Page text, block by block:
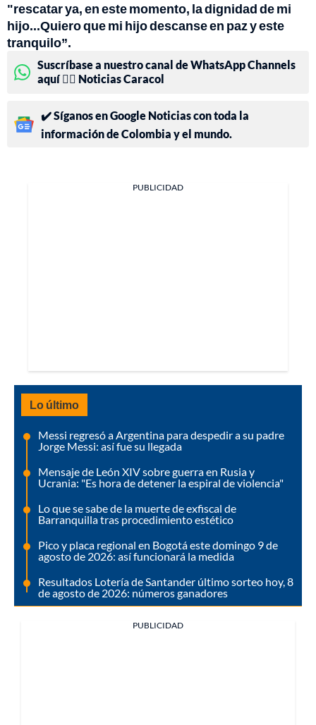
"rescatar ya, en este momento, la dignidad de mi
hijo...Quiero que mi hijo descanse en paz y este
tranquilo”.
Suscríbase a nuestro canal de WhatsApp Channels
aquí 👉🏻 Noticias Caracol
✔️ Síganos en Google Noticias con toda la
información de Colombia y el mundo.
PUBLICIDAD
Lo último
Messi regresó a Argentina para despedir a su padre
Jorge Messi: así fue su llegada
Mensaje de León XIV sobre guerra en Rusia y
Ucrania: "Es hora de detener la espiral de violencia"
Lo que se sabe de la muerte de exfiscal de
Barranquilla tras procedimiento estético
Pico y placa regional en Bogotá este domingo 9 de
agosto de 2026: así funcionará la medida
Resultados Lotería de Santander último sorteo hoy, 8
de agosto de 2026: números ganadores
PUBLICIDAD